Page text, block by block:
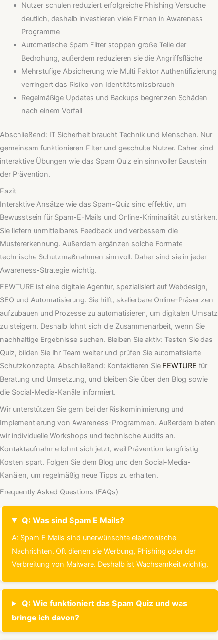
Nutzer schulen reduziert erfolgreiche Phishing Versuche
deutlich, deshalb investieren viele Firmen in Awareness
Programme
Automatische Spam Filter stoppen große Teile der
Bedrohung, außerdem reduzieren sie die Angriffsfläche
Mehrstufige Absicherung wie Multi Faktor Authentifizierung
verringert das Risiko von Identitätsmissbrauch
Regelmäßige Updates und Backups begrenzen Schäden
nach einem Vorfall
Abschließend: IT Sicherheit braucht Technik und Menschen. Nur
gemeinsam funktionieren Filter und geschulte Nutzer. Daher sind
interaktive Übungen wie das Spam Quiz ein sinnvoller Baustein
der Prävention.
Fazit
Interaktive Ansätze wie das Spam-Quiz sind effektiv, um
Bewusstsein für Spam-E-Mails und Online-Kriminalität zu stärken.
Sie liefern unmittelbares Feedback und verbessern die
Mustererkennung. Außerdem ergänzen solche Formate
technische Schutzmaßnahmen sinnvoll. Daher sind sie in jeder
Awareness-Strategie wichtig.
FEWTURE ist eine digitale Agentur, spezialisiert auf Webdesign,
SEO und Automatisierung. Sie hilft, skalierbare Online-Präsenzen
aufzubauen und Prozesse zu automatisieren, um digitalen Umsatz
zu steigern. Deshalb lohnt sich die Zusammenarbeit, wenn Sie
nachhaltige Ergebnisse suchen. Bleiben Sie aktiv: Testen Sie das
Quiz, bilden Sie Ihr Team weiter und prüfen Sie automatisierte
Schutzkonzepte. Abschließend: Kontaktieren Sie FEWTURE für
Beratung und Umsetzung, und bleiben Sie über den Blog sowie
die Social-Media-Kanäle informiert.
Wir unterstützen Sie gern bei der Risikominimierung und
Implementierung von Awareness-Programmen. Außerdem bieten
wir individuelle Workshops und technische Audits an.
Kontaktaufnahme lohnt sich jetzt, weil Prävention langfristig
Kosten spart. Folgen Sie dem Blog und den Social-Media-
Kanälen, um regelmäßig neue Tipps zu erhalten.
Frequently Asked Questions (FAQs)
Q: Was sind Spam E Mails?
A: Spam E Mails sind unerwünschte elektronische
Nachrichten. Oft dienen sie Werbung, Phishing oder der
Verbreitung von Malware. Deshalb ist Wachsamkeit wichtig.
Q: Wie funktioniert das Spam Quiz und was
bringe ich davon?